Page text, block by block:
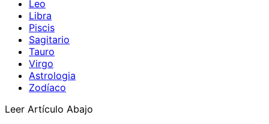
Leo
Libra
Piscis
Sagitario
Tauro
Virgo
Astrologia
Zodíaco
Leer Artículo Abajo